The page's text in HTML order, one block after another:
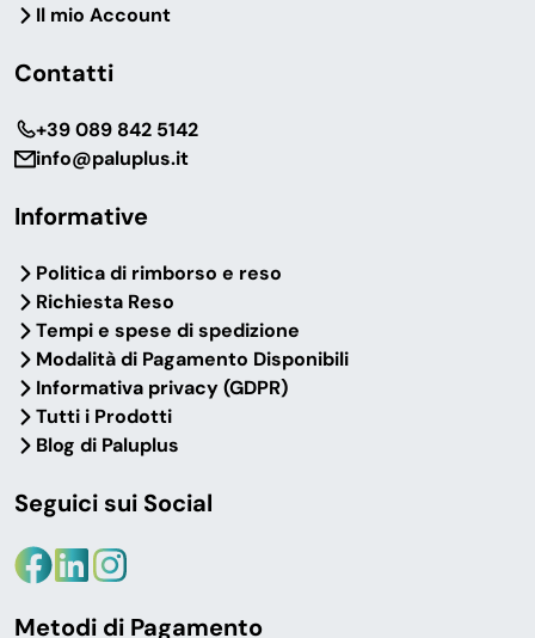
Il mio Account
Contatti
‎+39 089 842 5142
info@paluplus.it
Informative
Politica di rimborso e reso
Richiesta Reso
Tempi e spese di spedizione
Modalità di Pagamento Disponibili
Informativa privacy (GDPR)
Tutti i Prodotti
Blog di Paluplus
Seguici sui Social
Metodi di Pagamento